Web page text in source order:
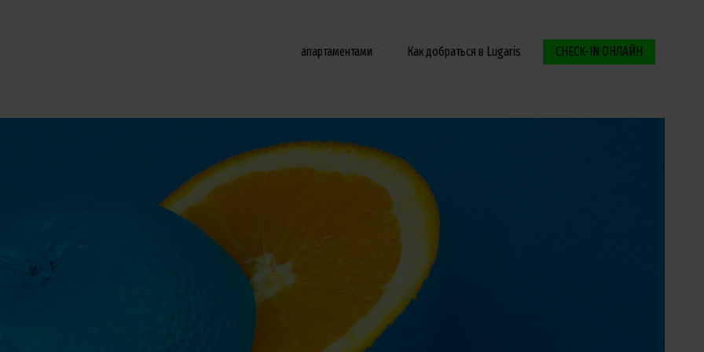
апартаментами Как добраться в Lugaris CHECK-IN ОНЛАЙН